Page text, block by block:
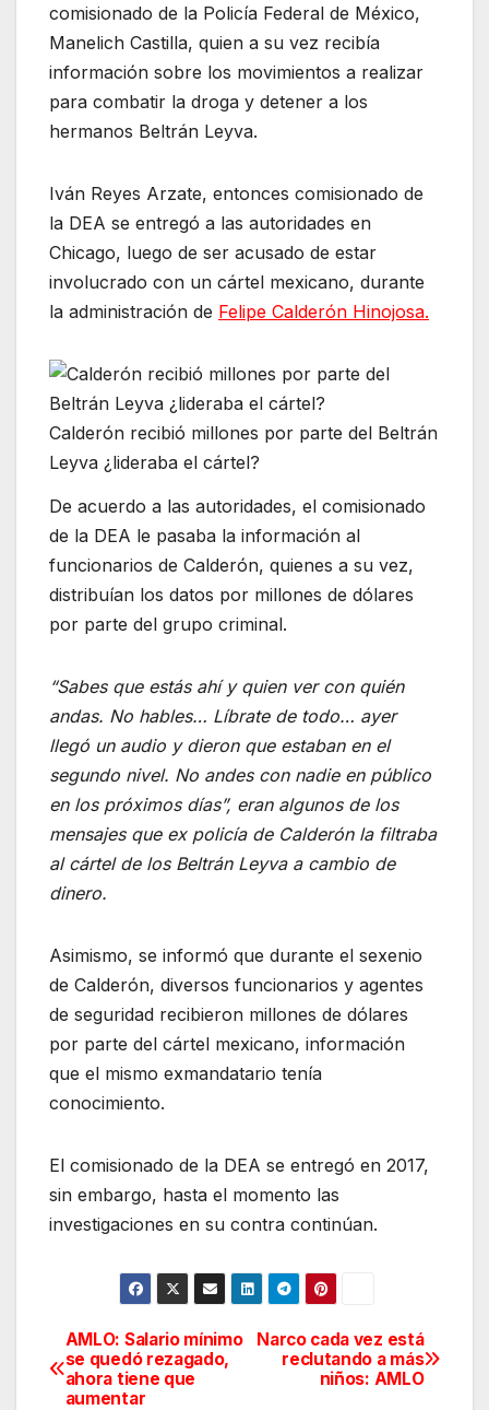
comisionado de la Policía Federal de México,
Manelich Castilla, quien a su vez recibía
información sobre los movimientos a realizar
para combatir la droga y detener a los
hermanos Beltrán Leyva.
Iván Reyes Arzate, entonces comisionado de
la DEA se entregó a las autoridades en
Chicago, luego de ser acusado de estar
involucrado con un cártel mexicano, durante
la administración de Felipe Calderón Hinojosa.
Calderón recibió millones por parte del Beltrán
Leyva ¿lideraba el cártel?
De acuerdo a las autoridades, el comisionado
de la DEA le pasaba la información al
funcionarios de Calderón, quienes a su vez,
distribuían los datos por millones de dólares
por parte del grupo criminal.
“Sabes que estás ahí y quien ver con quién
andas. No hables… Líbrate de todo… ayer
llegó un audio y dieron que estaban en el
segundo nivel. No andes con nadie en público
en los próximos días”, eran algunos de los
mensajes que ex policía de Calderón la filtraba
al cártel de los Beltrán Leyva a cambio de
dinero.
Asimismo, se informó que durante el sexenio
de Calderón, diversos funcionarios y agentes
de seguridad recibieron millones de dólares
por parte del cártel mexicano, información
que el mismo exmandatario tenía
conocimiento.
El comisionado de la DEA se entregó en 2017,
sin embargo, hasta el momento las
investigaciones en su contra continúan.
Navegación
de
Narco cada vez está
reclutando a más
niños: AMLO
AMLO: Salario mínimo
se quedó rezagado,
ahora tiene que
aumentar